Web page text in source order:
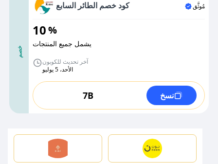
خصم
كود خصم الطائر السابع مُوثَّق
10%
يشمل جميع المنتجات
آخر تحديث للكوبون
الأحد، 5 يوليو
7B نسخ